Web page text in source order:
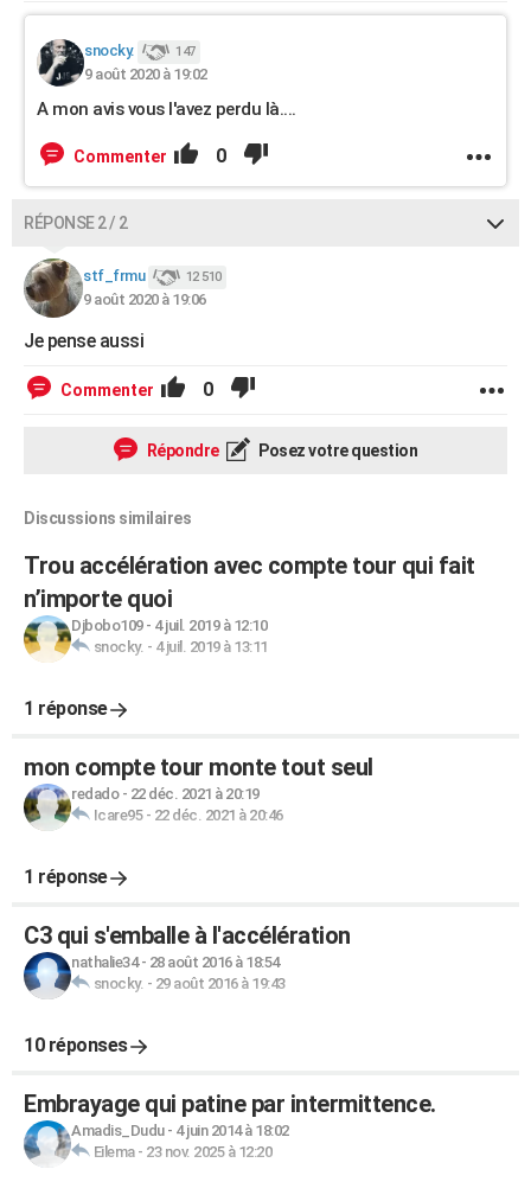
snocky. 147
9 août 2020 à 19:02
A mon avis vous l'avez perdu là....
Commenter 0
RÉPONSE 2 / 2
stf_frmu 12 510
9 août 2020 à 19:06
Je pense aussi
Commenter 0
Répondre Posez votre question
Discussions similaires
Trou accélération avec compte tour qui fait
n’importe quoi
Djbobo109- 4 juil. 2019 à 12:10
snocky. - 4 juil. 2019 à 13:11
1 réponse
mon compte tour monte tout seul
redado- 22 déc. 2021 à 20:19
Icare95- 22 déc. 2021 à 20:46
1 réponse
C3 qui s'emballe à l'accélération
nathalie34- 28 août 2016 à 18:54
snocky. - 29 août 2016 à 19:43
10 réponses
Embrayage qui patine par intermittence.
Amadis_Dudu- 4 juin 2014 à 18:02
Eilema- 23 nov. 2025 à 12:20